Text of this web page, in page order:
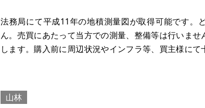
法務局にて平成11年の地積測量図が取得可能です。
ん。売買にあたって当方での測量、整備等は行いま
します。購入前に周辺状況やインフラ等、買主様に
山林